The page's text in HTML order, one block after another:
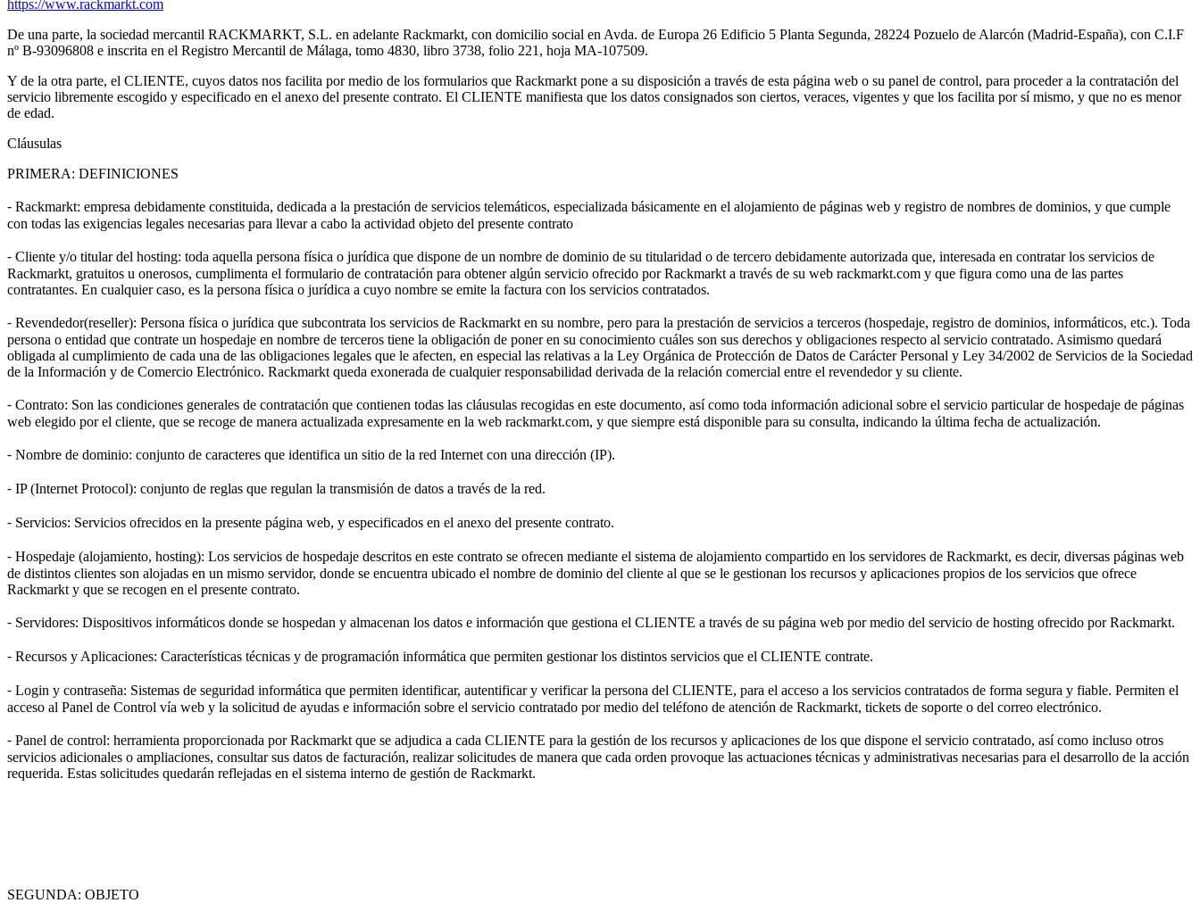
https://www.rackmarkt.com
De una parte, la sociedad mercantil RACKMARKT, S.L. en adelante Rackmarkt, con domicilio social en Avda. de Europa 26 Edificio 5 Planta Segunda, 28224 Pozuelo de Alarcón (Madrid-España), con C.I.F
nº B-93096808 e inscrita en el Registro Mercantil de Málaga, tomo 4830, libro 3738, folio 221, hoja MA-107509.
Y de la otra parte, el CLIENTE, cuyos datos nos facilita por medio de los formularios que Rackmarkt pone a su disposición a través de esta página web o su panel de control, para proceder a la contratación del
servicio libremente escogido y especificado en el anexo del presente contrato. El CLIENTE manifiesta que los datos consignados son ciertos, veraces, vigentes y que los facilita por sí mismo, y que no es menor
de edad.
Cláusulas
PRIMERA: DEFINICIONES
⁃ Rackmarkt: empresa debidamente constituida, dedicada a la prestación de servicios telemáticos, especializada básicamente en el alojamiento de páginas web y registro de nombres de dominios, y que cumple
con todas las exigencias legales necesarias para llevar a cabo la actividad objeto del presente contrato
⁃ Cliente y/o titular del hosting: toda aquella persona física o jurídica que dispone de un nombre de dominio de su titularidad o de tercero debidamente autorizada que, interesada en contratar los servicios de
Rackmarkt, gratuitos u onerosos, cumplimenta el formulario de contratación para obtener algún servicio ofrecido por Rackmarkt a través de su web rackmarkt.com y que figura como una de las partes
contratantes. En cualquier caso, es la persona física o jurídica a cuyo nombre se emite la factura con los servicios contratados.
⁃ Revendedor(reseller): Persona física o jurídica que subcontrata los servicios de Rackmarkt en su nombre, pero para la prestación de servicios a terceros (hospedaje, registro de dominios, informáticos, etc.). Toda
persona o entidad que contrate un hospedaje en nombre de terceros tiene la obligación de poner en su conocimiento cuáles son sus derechos y obligaciones respecto al servicio contratado. Asimismo quedará
obligada al cumplimiento de cada una de las obligaciones legales que le afecten, en especial las relativas a la Ley Orgánica de Protección de Datos de Carácter Personal y Ley 34/2002 de Servicios de la Sociedad
de la Información y de Comercio Electrónico. Rackmarkt queda exonerada de cualquier responsabilidad derivada de la relación comercial entre el revendedor y su cliente.
⁃ Contrato: Son las condiciones generales de contratación que contienen todas las cláusulas recogidas en este documento, así como toda información adicional sobre el servicio particular de hospedaje de páginas
web elegido por el cliente, que se recoge de manera actualizada expresamente en la web rackmarkt.com, y que siempre está disponible para su consulta, indicando la última fecha de actualización.
⁃ Nombre de dominio: conjunto de caracteres que identifica un sitio de la red Internet con una dirección (IP).
⁃ IP (Internet Protocol): conjunto de reglas que regulan la transmisión de datos a través de la red.
⁃ Servicios: Servicios ofrecidos en la presente página web, y especificados en el anexo del presente contrato.
⁃ Hospedaje (alojamiento, hosting): Los servicios de hospedaje descritos en este contrato se ofrecen mediante el sistema de alojamiento compartido en los servidores de Rackmarkt, es decir, diversas páginas web
de distintos clientes son alojadas en un mismo servidor, donde se encuentra ubicado el nombre de dominio del cliente al que se le gestionan los recursos y aplicaciones propios de los servicios que ofrece
Rackmarkt y que se recogen en el presente contrato.
⁃ Servidores: Dispositivos informáticos donde se hospedan y almacenan los datos e información que gestiona el CLIENTE a través de su página web por medio del servicio de hosting ofrecido por Rackmarkt.
⁃ Recursos y Aplicaciones: Características técnicas y de programación informática que permiten gestionar los distintos servicios que el CLIENTE contrate.
⁃ Login y contraseña: Sistemas de seguridad informática que permiten identificar, autentificar y verificar la persona del CLIENTE, para el acceso a los servicios contratados de forma segura y fiable. Permiten el
acceso al Panel de Control vía web y la solicitud de ayudas e información sobre el servicio contratado por medio del teléfono de atención de Rackmarkt, tickets de soporte o del correo electrónico.
⁃ Panel de control: herramienta proporcionada por Rackmarkt que se adjudica a cada CLIENTE para la gestión de los recursos y aplicaciones de los que dispone el servicio contratado, así como incluso otros
servicios adicionales o ampliaciones, consultar sus datos de facturación, realizar solicitudes de manera que cada orden provoque las actuaciones técnicas y administrativas necesarias para el desarrollo de la acción
requerida. Estas solicitudes quedarán reflejadas en el sistema interno de gestión de Rackmarkt.
SEGUNDA: OBJETO